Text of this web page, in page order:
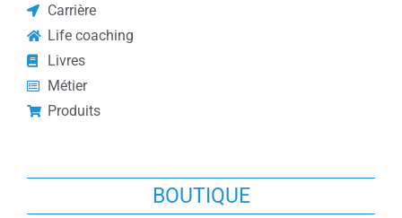
Carrière
Life coaching
Livres
Métier
Produits
BOUTIQUE